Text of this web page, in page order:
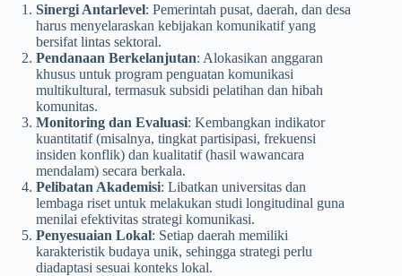
Sinergi Antarlevel: Pemerintah pusat, daerah, dan desa
harus menyelaraskan kebijakan komunikatif yang
bersifat lintas sektoral.
Pendanaan Berkelanjutan: Alokasikan anggaran
khusus untuk program penguatan komunikasi
multikultural, termasuk subsidi pelatihan dan hibah
komunitas.
Monitoring dan Evaluasi: Kembangkan indikator
kuantitatif (misalnya, tingkat partisipasi, frekuensi
insiden konflik) dan kualitatif (hasil wawancara
mendalam) secara berkala.
Pelibatan Akademisi: Libatkan universitas dan
lembaga riset untuk melakukan studi longitudinal guna
menilai efektivitas strategi komunikasi.
Penyesuaian Lokal: Setiap daerah memiliki
karakteristik budaya unik, sehingga strategi perlu
diadaptasi sesuai konteks lokal.